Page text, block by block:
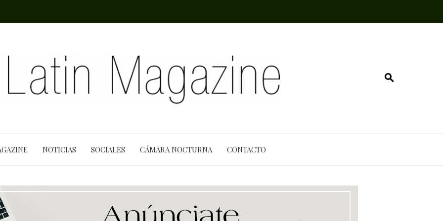
NOTICIAS SOCIALES CÁMARA NOCTURNA CONTACTO